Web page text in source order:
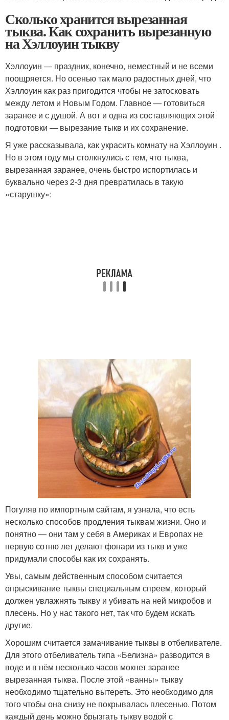
Сколько хранится вырезанная
тыква. Как сохранить вырезанную
на Хэллоуин тыкву
Хэллоуин — праздник, конечно, неместный и не всеми
поощряется. Но осенью так мало радостных дней, что
Хэллоуин как раз пригодится чтобы не затосковать
между летом и Новым Годом. Главное — готовиться
заранее и с душой. А вот и одна из составляющих этой
подготовки — вырезание тыкв и их сохранение.
Я уже рассказывала, как украсить комнату на Хэллоуин .
Но в этом году мы столкнулись с тем, что тыква,
вырезанная заранее, очень быстро испортилась и
буквально через 2-3 дня превратилась в такую
«старушку»:
Погуляв по импортным сайтам, я узнала, что есть
несколько способов продления тыквам жизни. Оно и
понятно — они там у себя в Америках и Европах не
первую сотню лет делают фонари из тыкв и уже
придумали способы как их сохранять.
Увы, самым действенным способом считается
опрыскивание тыквы специальным спреем, который
должен увлажнять тыкву и убивать на ней микробов и
плесень. Но у нас такого нет, так что будем искать
другие.
Хорошим считается замачивание тыквы в отбеливателе.
Для этого отбеливатель типа «Белизна» разводится в
воде и в нём несколько часов мокнет заранее
вырезанная тыква. После этой «ванны» тыкву
необходимо тщательно вытереть. Это необходимо для
того чтобы она снизу не покрывалась плесенью. Потом
каждый день можно брызгать тыкву водой с